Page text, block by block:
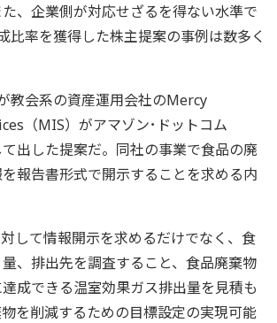
、企業側が対応せざるを得ない水準で
比率を獲得した株主提案の事例は数多く
教会系の資産運用会社のMercy
（MIS）がアマゾン･ドットコム
出した提案だ。同社の事業で食品の廃
報告書形式で開示することを求める内
して情報開示を求めるだけでなく、食
、排出先を調査すること、食品廃棄物
成できる温室効果ガス排出量を見積も
を削減するための目標設定の実現可能